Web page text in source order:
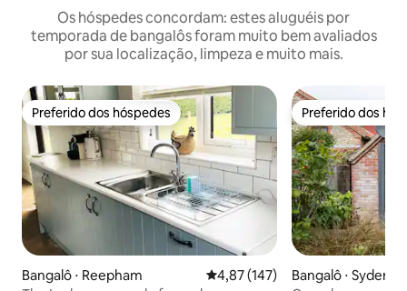
Os hóspedes concordam: estes aluguéis por
temporada de bangalôs foram muito bem avaliados
por sua localização, limpeza e muito mais.
Preferido dos hóspedes
Preferido dos hóspedes
Bangalô ⋅ Reepham 4,87 de uma avaliação média de
4,87 (147)
Preferido dos
Preferido dos
Bangalô ⋅